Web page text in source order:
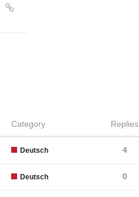
Category Replies
Deutsch 4
Deutsch 0